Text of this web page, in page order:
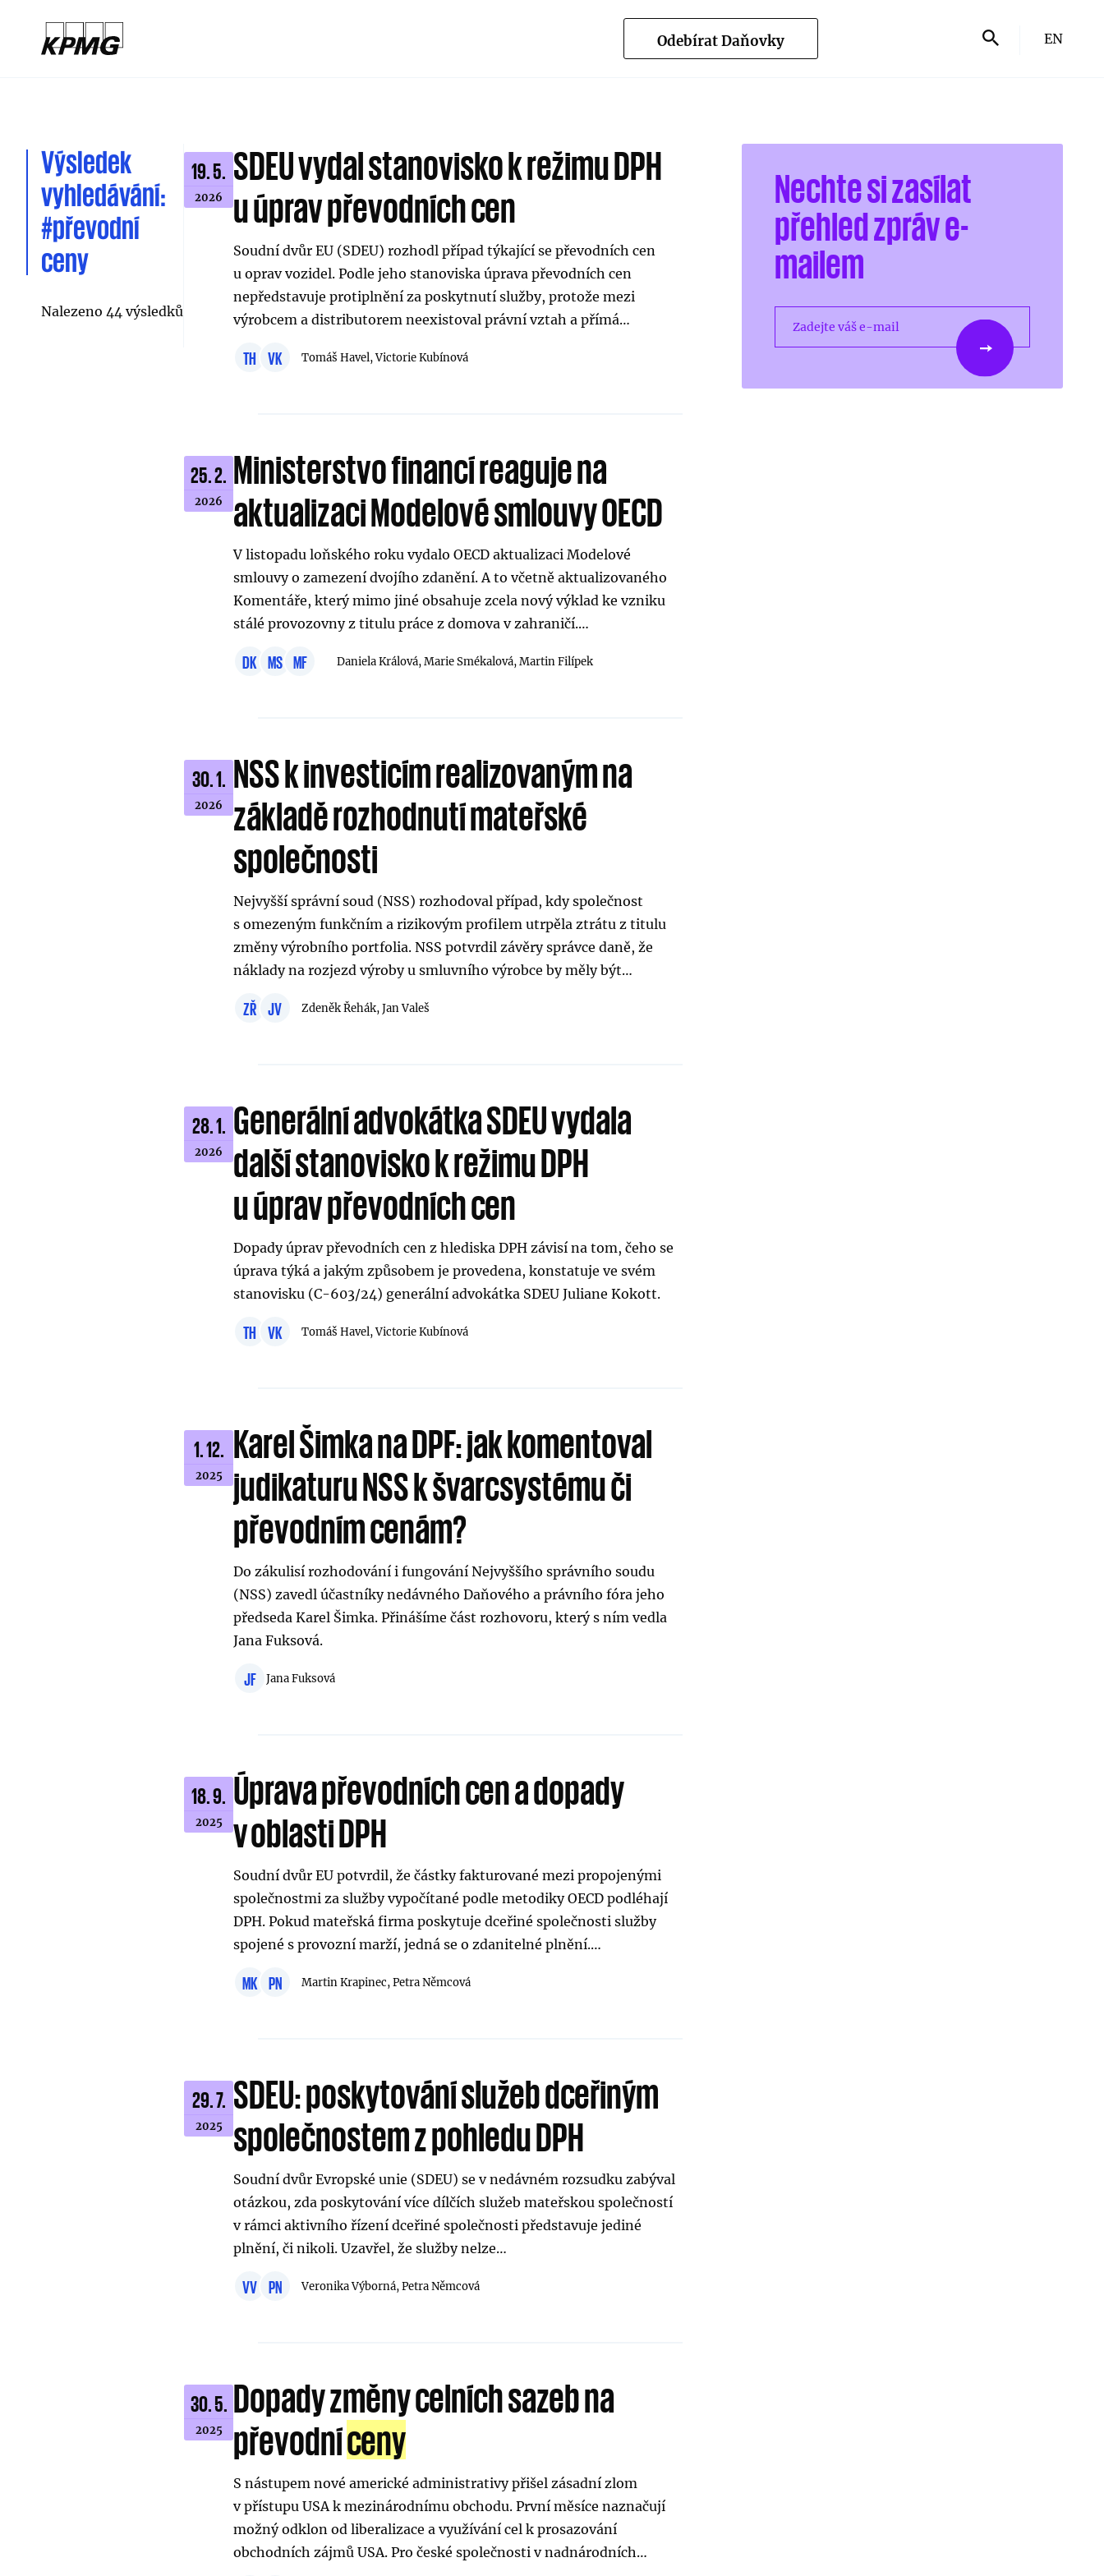
Odebírat Daňovky EN
Výsledek
vyhledávání:
#převodní
ceny
Nalezeno 44 výsledků
19. 5.
2026
SDEU vydal stanovisko k režimu DPH
u úprav převodních cen
Soudní dvůr EU (SDEU) rozhodl případ týkající se převodních cen
u oprav vozidel. Podle jeho stanoviska úprava převodních cen
nepředstavuje protiplnění za poskytnutí služby, protože mezi
výrobcem a distributorem neexistoval právní vztah a přímá…
TH VK Tomáš Havel,Victorie Kubínová
25. 2.
2026
Ministerstvo financí reaguje na
aktualizaci Modelové smlouvy OECD
V listopadu loňského roku vydalo OECD aktualizaci Modelové
smlouvy o zamezení dvojího zdanění. A to včetně aktualizovaného
Komentáře, který mimo jiné obsahuje zcela nový výklad ke vzniku
stálé provozovny z titulu práce z domova v zahraničí.…
DK MS MF Daniela Králová,Marie Smékalová,Martin Filípek
30. 1.
2026
NSS k investicím realizovaným na
základě rozhodnutí mateřské
společnosti
Nejvyšší správní soud (NSS) rozhodoval případ, kdy společnost
s omezeným funkčním a rizikovým profilem utrpěla ztrátu z titulu
změny výrobního portfolia. NSS potvrdil závěry správce daně, že
náklady na rozjezd výroby u smluvního výrobce by měly být…
ZŘ JV Zdeněk Řehák,Jan Valeš
28. 1.
2026
Generální advokátka SDEU vydala
další stanovisko k režimu DPH
u úprav převodních cen
Dopady úprav převodních cen z hlediska DPH závisí na tom, čeho se
úprava týká a jakým způsobem je provedena, konstatuje ve svém
stanovisku (C-603/24) generální advokátka SDEU Juliane Kokott.
TH VK Tomáš Havel,Victorie Kubínová
1. 12.
2025
Karel Šimka na DPF: jak komentoval
judikaturu NSS k švarcsystému či
převodním cenám?
Do zákulisí rozhodování i fungování Nejvyššího správního soudu
(NSS) zavedl účastníky nedávného Daňového a právního fóra jeho
předseda Karel Šimka. Přinášíme část rozhovoru, který s ním vedla
Jana Fuksová.
JF Jana Fuksová
18. 9.
2025
Úprava převodních cen a dopady
v oblasti DPH
Soudní dvůr EU potvrdil, že částky fakturované mezi propojenými
společnostmi za služby vypočítané podle metodiky OECD podléhají
DPH. Pokud mateřská firma poskytuje dceřiné společnosti služby
spojené s provozní marží, jedná se o zdanitelné plnění.…
MK PN Martin Krapinec,Petra Němcová
29. 7.
2025
SDEU: poskytování služeb dceřiným
společnostem z pohledu DPH
Soudní dvůr Evropské unie (SDEU) se v nedávném rozsudku zabýval
otázkou, zda poskytování více dílčích služeb mateřskou společností
v rámci aktivního řízení dceřiné společnosti představuje jediné
plnění, či nikoli. Uzavřel, že služby nelze…
VV PN Veronika Výborná,Petra Němcová
30. 5.
2025
Dopady změny celních sazeb na
převodníceny
S nástupem nové americké administrativy přišel zásadní zlom
v přístupu USA k mezinárodnímu obchodu. První měsíce naznačují
možný odklon od liberalizace a využívání cel k prosazování
obchodních zájmů USA. Pro české společnosti v nadnárodních…
Nechte si zasílat
přehled zpráv e-
mailem
Zadejte váš e-mail